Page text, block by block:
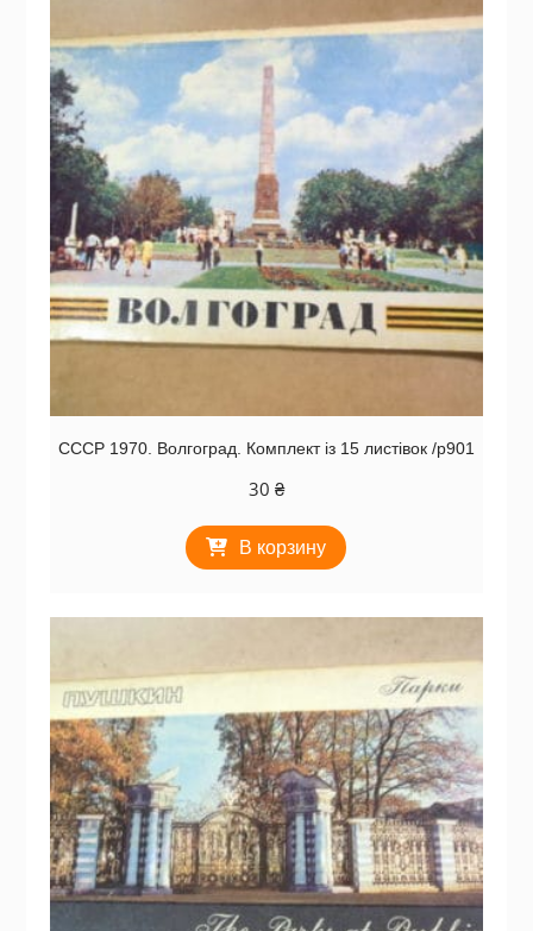
СССР 1970. Волгоград. Комплект із 15 листівок /р901
30 ₴
В корзину